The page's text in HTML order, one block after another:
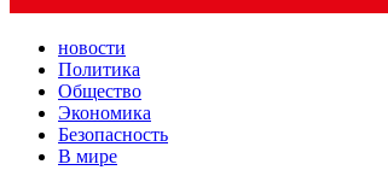
новости
Политика
Общество
Экономика
Безопасность
В мире